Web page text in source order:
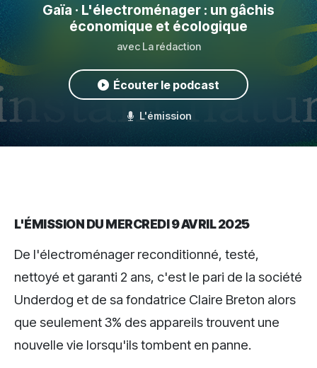
Gaïa · L'électroménager : un gâchis
économique et écologique
avec La rédaction
Écouter le podcast
L'émission
L'ÉMISSION DU MERCREDI 9 AVRIL 2025
De l'électroménager reconditionné, testé,
nettoyé et garanti 2 ans, c'est le pari de la société
Underdog et de sa fondatrice Claire Breton alors
que seulement 3% des appareils trouvent une
nouvelle vie lorsqu'ils tombent en panne.